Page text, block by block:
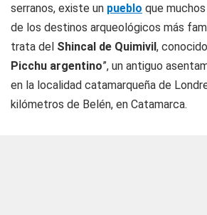
serranos, existe un pueblo que
de los destinos arqueológicos más
trata del Shincal de Quimivil,
Picchu argentino”, un antiguo
en la localidad catamarqueña de
kilómetros de Belén, en Catamarca.